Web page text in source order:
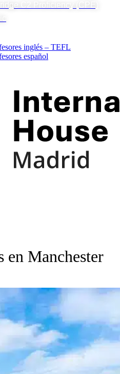
C2 Proficiency (CPE)
inglés – TEFL
español
en Manchester